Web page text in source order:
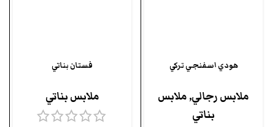
هودي اسفنجي تركي
ملابس رجالي,ملابس
بناتي
فستان بناتي
ملابس بناتي